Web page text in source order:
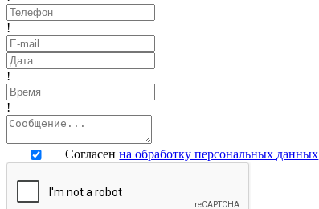
!
!
!
Согласенна обработку персональных данных